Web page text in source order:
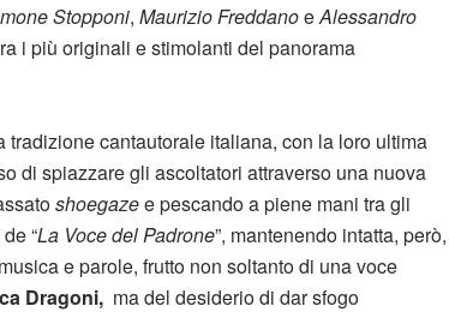
Stopponi, Maurizio FreddanoeAlessandro
i più originali e stimolanti del panorama
cantautorale italiana, con la loro ultima
di spiazzare gli ascoltatori attraverso una nuova
shoegazee pescando a piene mani tra gli
de “La Voce del Padrone”, mantenendo intatta, però,
e parole, frutto non soltanto di una voce
Dragoni, ma del desiderio di dar sfogo